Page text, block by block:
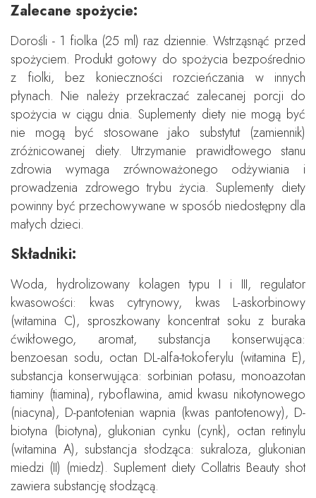
Zalecane spożycie:
Dorośli - 1 fiolka (25 ml) raz dziennie. Wstrząsnąć przed
spożyciem. Produkt gotowy do spożycia bezpośrednio
z fiolki, bez konieczności rozcieńczania w innych
płynach. Nie należy przekraczać zalecanej porcji do
spożycia w ciągu dnia. Suplementy diety nie mogą być
nie mogą być stosowane jako substytut (zamiennik)
zróżnicowanej diety. Utrzymanie prawidłowego stanu
zdrowia wymaga zrównoważonego odżywiania i
prowadzenia zdrowego trybu życia. Suplementy diety
powinny być przechowywane w sposób niedostępny dla
małych dzieci.
Składniki:
Woda, hydrolizowany kolagen typu I i III, regulator
kwasowości: kwas cytrynowy, kwas L-askorbinowy
(witamina C), sproszkowany koncentrat soku z buraka
ćwikłowego, aromat, substancja konserwująca:
benzoesan sodu, octan DL-alfa-tokoferylu (witamina E),
substancja konserwująca: sorbinian potasu, monoazotan
tiaminy (tiamina), ryboflawina, amid kwasu nikotynowego
(niacyna), D-pantotenian wapnia (kwas pantotenowy), D-
biotyna (biotyna), glukonian cynku (cynk), octan retinylu
(witamina A), substancja słodząca: sukraloza, glukonian
miedzi (II) (miedz). Suplement diety Collatris Beauty shot
zawiera substancję słodzącą.